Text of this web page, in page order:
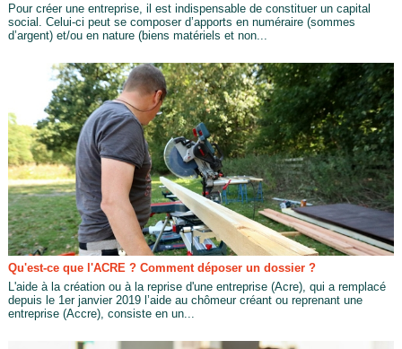
Pour créer une entreprise, il est indispensable de constituer un capital
social. Celui-ci peut se composer d’apports en numéraire (sommes
d’argent) et/ou en nature (biens matériels et non...
Qu'est-ce que l'ACRE ? Comment déposer un dossier ?
L'aide à la création ou à la reprise d'une entreprise (Acre), qui a remplacé
depuis le 1er janvier 2019 l’aide au chômeur créant ou reprenant une
entreprise (Accre), consiste en un...